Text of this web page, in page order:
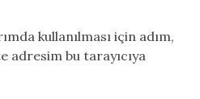
kullanılması için adım,
adresim bu tarayıcıya